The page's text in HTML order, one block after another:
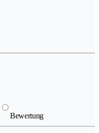
Bewertung